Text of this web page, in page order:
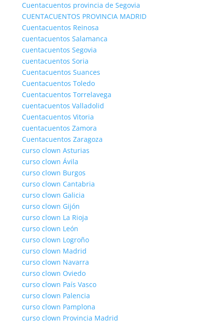
Cuentacuentos provincia de Segovia
CUENTACUENTOS PROVINCIA MADRID
Cuentacuentos Reinosa
cuentacuentos Salamanca
cuentacuentos Segovia
cuentacuentos Soria
Cuentacuentos Suances
Cuentacuentos Toledo
Cuentacuentos Torrelavega
cuentacuentos Valladolid
Cuentacuentos Vitoria
cuentacuentos Zamora
Cuentacuentos Zaragoza
curso clown Asturias
curso clown Ávila
curso clown Burgos
curso clown Cantabria
curso clown Galicia
curso clown Gijón
curso clown La Rioja
curso clown León
curso clown Logroño
curso clown Madrid
curso clown Navarra
curso clown Oviedo
curso clown País Vasco
curso clown Palencia
curso clown Pamplona
curso clown Provincia Madrid